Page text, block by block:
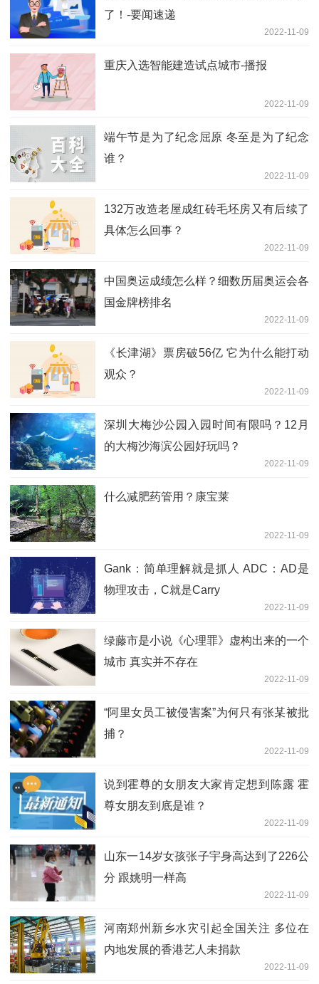
了！-要闻速递
2022-11-09
重庆入选智能建造试点城市-播报
2022-11-09
端午节是为了纪念屈原 冬至是为了纪念
谁？
2022-11-09
132万改造老屋成红砖毛坯房又有后续了
具体怎么回事？
2022-11-09
中国奥运成绩怎么样？细数历届奥运会各
国金牌榜排名
2022-11-09
《长津湖》票房破56亿 它为什么能打动
观众？
2022-11-09
深圳大梅沙公园入园时间有限吗？12月
的大梅沙海滨公园好玩吗？
2022-11-09
什么减肥药管用？康宝莱
2022-11-09
Gank：简单理解就是抓人 ADC：AD是
物理攻击，C就是Carry
2022-11-09
绿藤市是小说《心理罪》虚构出来的一个
城市 真实并不存在
2022-11-09
“阿里女员工被侵害案”为何只有张某被批
捕？
2022-11-09
说到霍尊的女朋友大家肯定想到陈露 霍
尊女朋友到底是谁？
2022-11-09
山东一14岁女孩张子宇身高达到了226公
分 跟姚明一样高
2022-11-09
河南郑州新乡水灾引起全国关注 多位在
内地发展的香港艺人未捐款
2022-11-09